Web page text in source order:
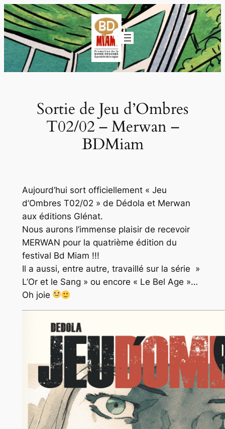
Aller
au
contenu
Sortie de Jeu d’Ombres
T02/02 – Merwan –
BDMiam
Aujourd’hui sort officiellement « Jeu
d’Ombres T02/02 » de Dédola et Merwan
aux éditions Glénat.
Nous aurons l’immense plaisir de recevoir
MERWAN pour la quatrième édition du
festival Bd Miam !!!
Il a aussi, entre autre, travaillé sur la série »
L’Or et le Sang » ou encore « Le Bel Age »…
Oh joie